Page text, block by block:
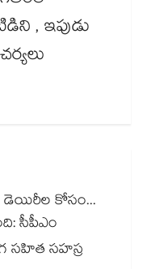
, ఇపుడు
డెయిరీల కోసం...
సీపీఎం
సహిత సహస్ర